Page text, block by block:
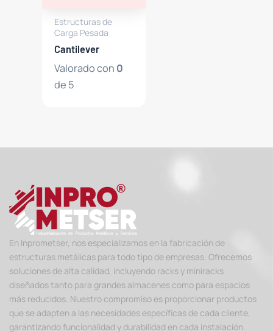
Estructuras de
Carga Pesada
Cantilever
Valorado con 0
de 5
En Inprometser, nos especializamos en la fabricación de
estructuras metálicas para todo tipo de empresas. Ofrecemos
soluciones de alta calidad, incluyendo racks y miniracks
diseñados tanto para grandes almacenes como para espacios
más reducidos. Nuestro compromiso es proporcionar productos
que se adapten a las necesidades específicas de cada cliente,
garantizando funcionalidad y durabilidad en cada instalación.